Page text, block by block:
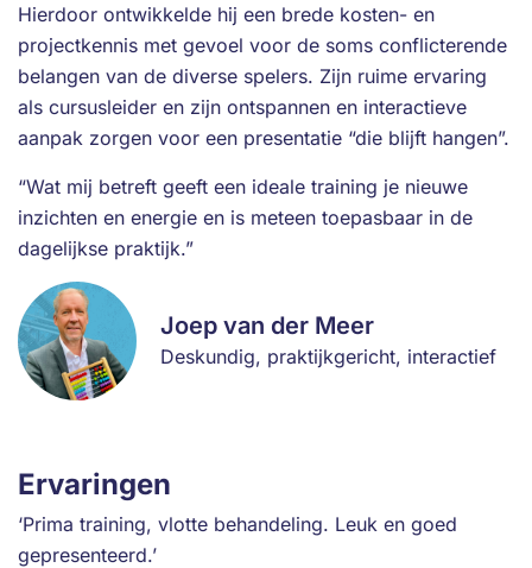
Hierdoor ontwikkelde hij een brede kosten- en
projectkennis met gevoel voor de soms conflicterende
belangen van de diverse spelers. Zijn ruime ervaring
als cursusleider en zijn ontspannen en interactieve
aanpak zorgen voor een presentatie “die blijft hangen”.
“Wat mij betreft geeft een ideale training je nieuwe
inzichten en energie en is meteen toepasbaar in de
dagelijkse praktijk.”
Joep van der Meer
Deskundig, praktijkgericht, interactief
Ervaringen
‘Prima training, vlotte behandeling. Leuk en goed
gepresenteerd.’